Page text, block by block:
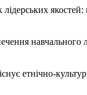
якостей:
навчального
етнічно-